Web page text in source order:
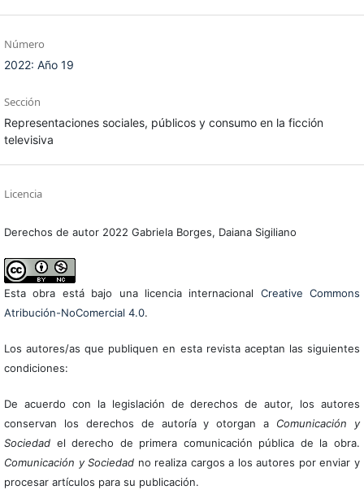
Número
2022: Año 19
Sección
Representaciones sociales, públicos y consumo en la ficción
televisiva
Licencia
Derechos de autor 2022 Gabriela Borges, Daiana Sigiliano
Esta obra está bajo una licencia internacional Creative Commons
Atribución-NoComercial 4.0.
Los autores/as que publiquen en esta revista aceptan las siguientes
condiciones:
De acuerdo con la legislación de derechos de autor, los autores
conservan los derechos de autoría y otorgan a Comunicación y
Sociedadel derecho de primera comunicación pública de la obra.
Comunicación y Sociedad no realiza cargos a los autores por enviar y
procesar artículos para su publicación.